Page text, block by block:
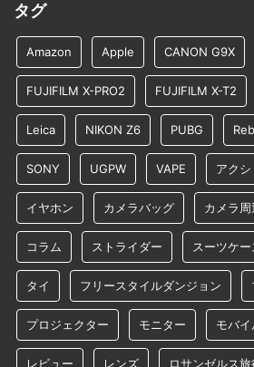
タグ
Amazon Apple CANON G9X
FUJIFILM X-PRO2 FUJIFILM X-T2
Leica NIKON Z6 PUBG
SONY UGPW VAPE アク
イヤホン カメラバッグ カメラ
コラム ストライダー スーツケー
タイ フリースタイルダンジョン
プロジェクター モニター モバ
レビュー レンズ ロサンゼルス旅